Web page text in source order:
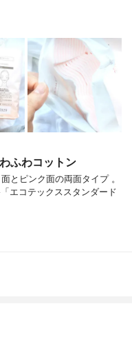
ふわコットン
ピンク面の両面タイプ 。
エコテックススタンダード